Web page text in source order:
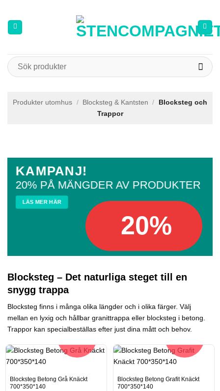
content
Sök
efter:
Produkter utomhus / Blocksteg & Kantsten /
Blocksteg och
Trappor
KAMPANJ!
20% PÅ MÄNGDER AV PRODUKTER
LÄS MER HÄR
20%
Blocksteg – Det naturliga steget till en
snygg trappa
Blocksteg finns i många olika längder och i olika färger. Välj
mellan en lyxig och hållbar granittrappa eller blocksteg i betong.
Trappor kan specialbeställas efter just dina mått och behov.
Blocksteg Betong Grå Knäckt
700*350*140
Blocksteg Betong Grafit Knäckt
700*350*140